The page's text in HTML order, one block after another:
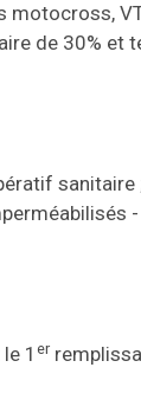
motocross,
de 30% et
sanitaire
1 er